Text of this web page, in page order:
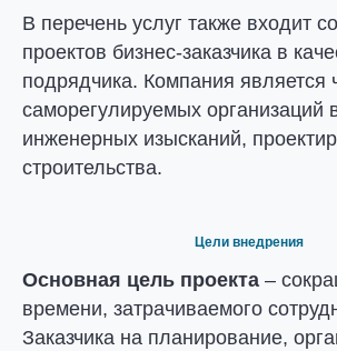
В перечень услуг также входит
проектов бизнес-заказчика в
подрядчика. Компания является
саморегулируемых организаций
инженерных изысканий,
строительства.
Цели внедрения
Основная цель проекта –
времени, затрачиваемого
Заказчика на планирование,